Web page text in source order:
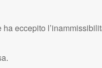
eccepito